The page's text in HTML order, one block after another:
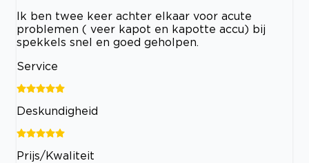
Ik ben twee keer achter elkaar voor acute
problemen ( veer kapot en kapotte accu) bij
spekkels snel en goed geholpen.
Service
Deskundigheid
Prijs/Kwaliteit